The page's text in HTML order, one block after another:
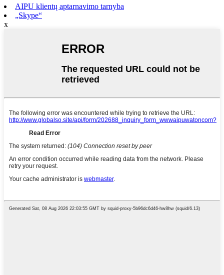
AIPU klientų aptarnavimo tarnyba
„Skype“
x